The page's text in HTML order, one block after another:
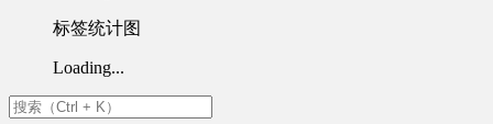
标签统计图
Loading...